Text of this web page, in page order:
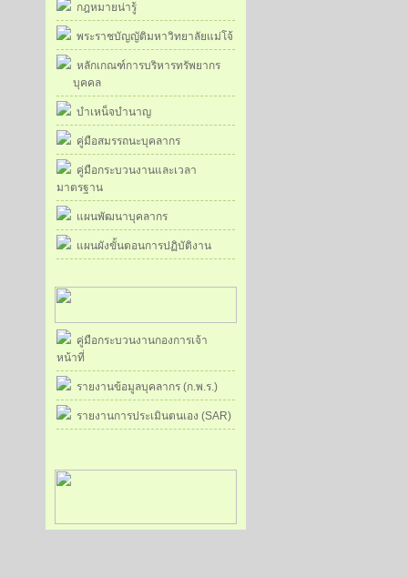
กฎหมายน่ารู้
พระราชบัญญัติมหาวิทยาลัยแม่โจ้
หลักเกณฑ์การบริหารทรัพยากร
บุคคล
บำเหน็จบำนาญ
คู่มือสมรรถนะบุคลากร
คู่มือกระบวนงานและเวลา
มาตรฐาน
แผนพัฒนาบุคลากร
แผนผังขั้นตอนการปฏิบัติงาน
คู่มือกระบวนงานกองการเจ้า
หน้าที่
รายงานข้อมูลบุคลากร (ก.พ.ร.)
รายงานการประเมินตนเอง (SAR)